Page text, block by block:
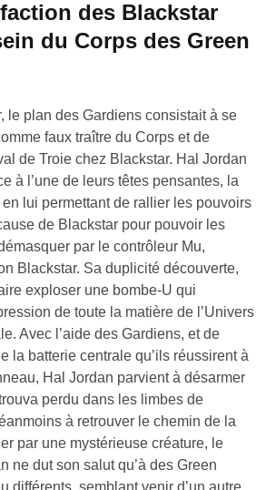
des Blackstar
du Corps des Green
le plan des Gardiens consistait à se
faux traître du Corps et de
de Troie chez Blackstar. Hal Jordan
à l’une de leurs têtes pensantes, la
lui permettant de rallier les pouvoirs
de Blackstar pour pouvoir les
par le contrôleur Mu,
Blackstar. Sa duplicité découverte,
exploser une bombe-U qui
de toute la matière de l’Univers
Avec l’aide des Gardiens, et de
la batterie centrale qu’ils réussirent à
Hal Jordan parvient à désarmer
perdu dans les limbes de
à retrouver le chemin de la
par une mystérieuse créature, le
ne dut son salut qu’à des Green
différents, semblant venir d’un autre